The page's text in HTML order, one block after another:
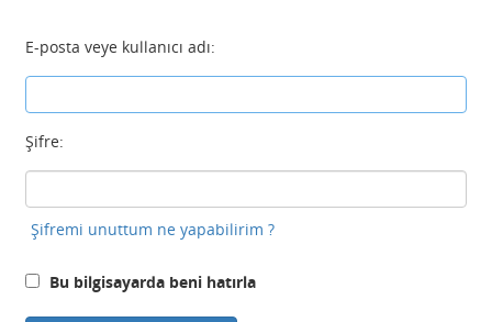
E-posta veye kullanıcı adı:
Şifre:
Şifremi unuttum ne yapabilirim ?
Bu bilgisayarda beni hatırla